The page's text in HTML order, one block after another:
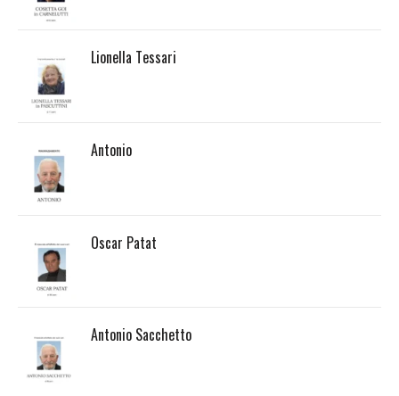
Lionella Tessari
Antonio
Oscar Patat
Antonio Sacchetto